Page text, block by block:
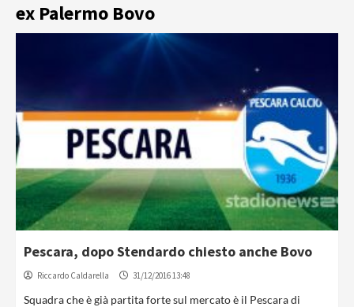
ex Palermo Bovo
Pescara, dopo Stendardo chiesto anche Bovo
Riccardo Caldarella 31/12/2016 13:48
Squadra che è già partita forte sul mercato è il Pescara di